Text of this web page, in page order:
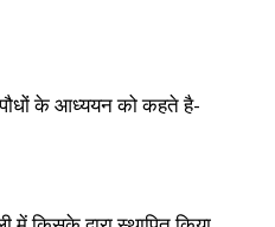
के आध्ययन को कहते है-